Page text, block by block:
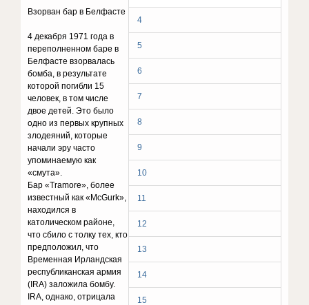
4
5
6
7
8
9
10
11
12
13
14
15
Взорван бар в Белфасте
4 декабря 1971 года в
переполненном баре в
Белфасте взорвалась
бомба, в результате
которой погибли 15
человек, в том числе
двое детей. Это было
одно из первых крупных
злодеяний, которые
начали эру часто
упоминаемую как
«смута».
Бар «Tramore», более
известный как «McGurk»,
находился в
католическом районе,
что сбило с толку тех, кто
предположил, что
Временная Ирландская
республиканская армия
(IRA) заложила бомбу.
IRA, однако, отрицала